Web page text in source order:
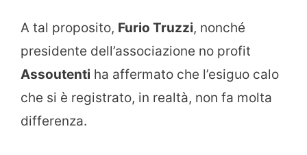
A tal proposito, Furio Truzzi, nonché
presidente dell’associazione no profit
Assoutenti ha affermato che l’esiguo calo
che si è registrato, in realtà, non fa molta
differenza.